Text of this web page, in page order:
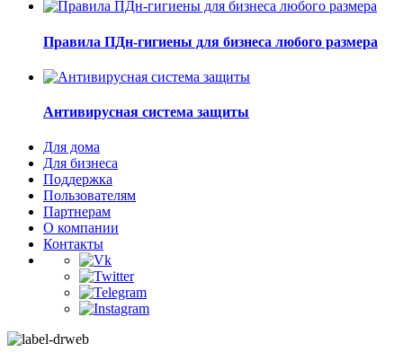
Правила ПДн-гигиены для бизнеса любого размера
Антивирусная система защиты
Для дома
Для бизнеса
Поддержка
Пользователям
Партнерам
О компании
Контакты